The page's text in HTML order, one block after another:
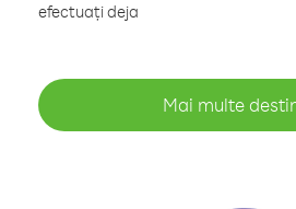
efectuați deja
Mai multe